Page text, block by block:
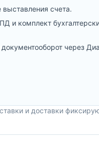
выставления счета.
и комплект
через
и доставки